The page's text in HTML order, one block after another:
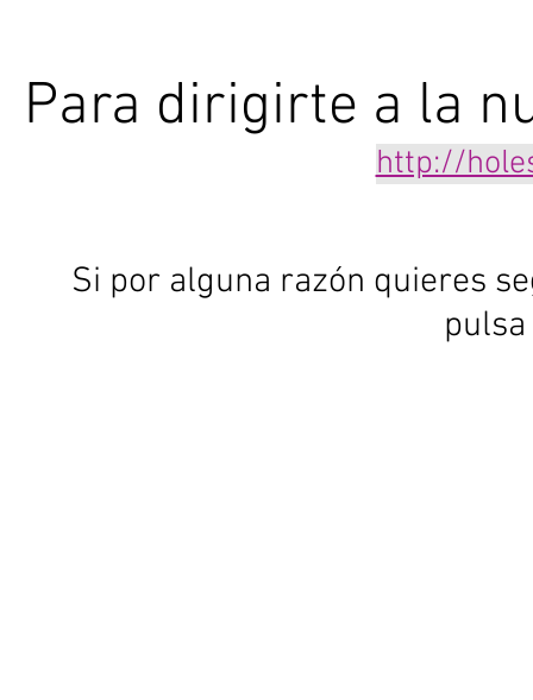
Para dirigirte a la
http://
Si por alguna razón quieres